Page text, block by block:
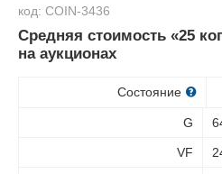
код: COIN-3436
Средняя стоимость «25
на аукционах
Состояние
G
VF